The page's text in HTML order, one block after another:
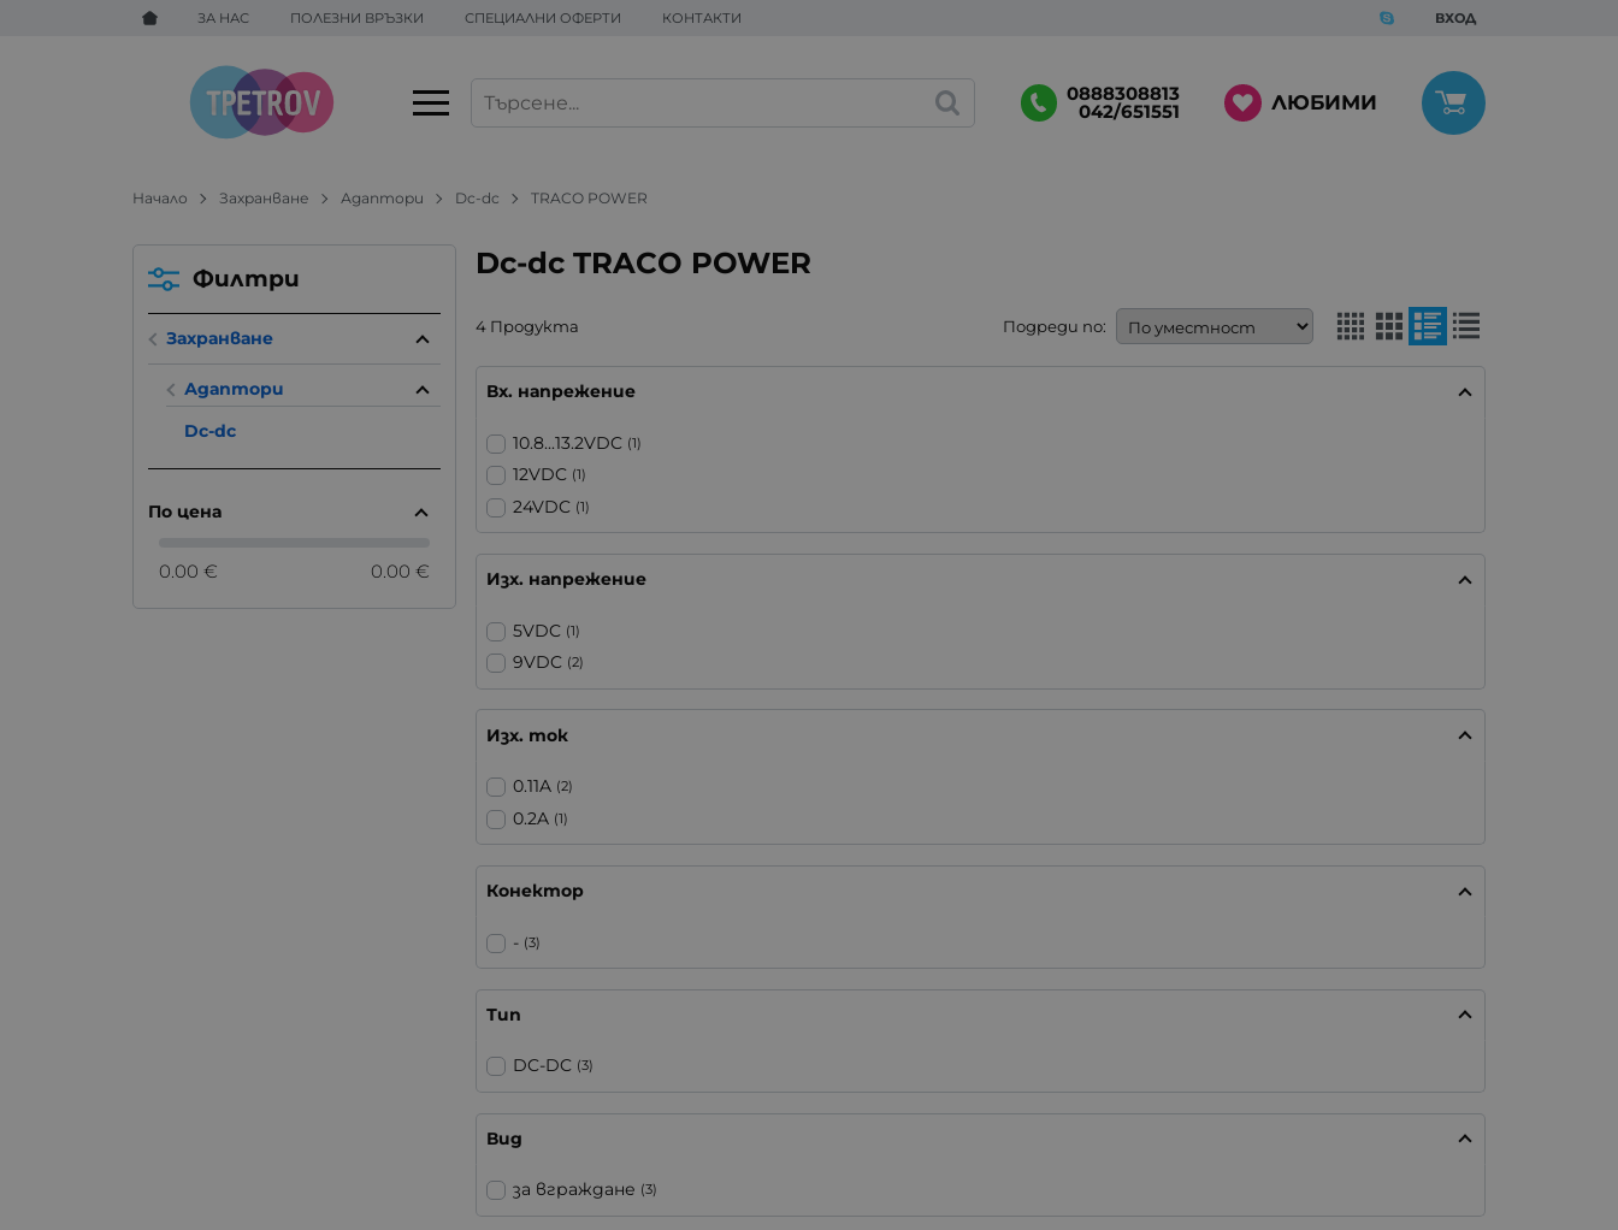
ЗА НАС ПОЛЕЗНИ ВРЪЗКИ СПЕЦИАЛНИ ОФЕРТИ КОНТАКТИ ВХОД
0888308813
042/651551 ЛЮБИМИ
Начало Захранване Адаптори Dc-dc TRACO POWER
Dc-dc TRACO POWER
4 Продукта Подреди по:
Вх. напрежение
10.8...13.2VDC (1)
12VDC (1)
24VDC (1)
Изх. напрежение
5VDC (1)
9VDC (2)
Изх. ток
0.11A (2)
0.2A (1)
Конектор
- (3)
Тип
DC-DC (3)
Вид
за вграждане (3)
Филтри
Захранване
Адаптори
Dc-dc
По цена
0.00 € 0.00 €